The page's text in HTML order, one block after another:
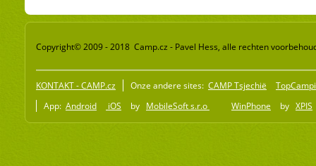
Copyright© 2009 - 2018 Camp.cz - Pavel Hess, alle rechten
KONTAKT - CAMP.cz Onze andere sites: CAMP Tsjechië
App: Android iOS by MobileSoft s.r.o WinPhone by XPIS